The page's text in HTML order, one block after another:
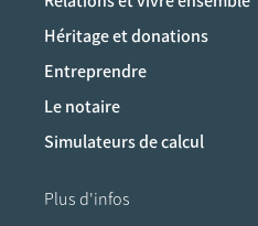
Héritage et donations
Entreprendre
Le notaire
Simulateurs de calcul
Plus d'infos